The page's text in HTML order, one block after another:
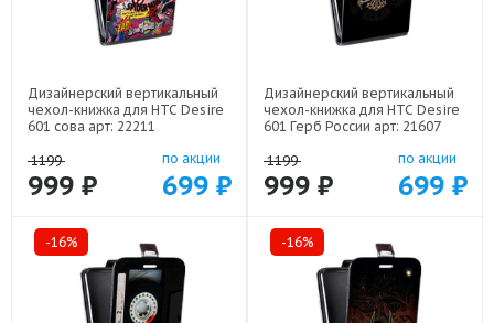
Дизайнерский вертикальный
чехол-книжка для HTC Desire
601 сова арт: 22211
1199
999 ₽
по акции
699 ₽
Дизайнерский вертикальный
чехол-книжка для HTC Desire
601 Герб России арт: 21607
1199
999 ₽
по акции
699 ₽
-16% -16%